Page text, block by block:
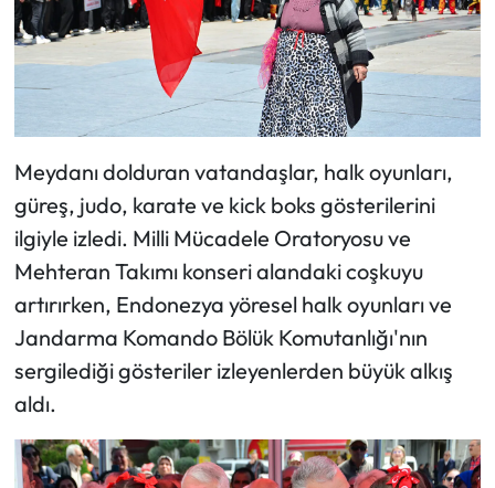
Meydanı dolduran vatandaşlar, halk oyunları,
güreş, judo, karate ve kick boks gösterilerini
ilgiyle izledi. Milli Mücadele Oratoryosu ve
Mehteran Takımı konseri alandaki coşkuyu
artırırken, Endonezya yöresel halk oyunları ve
Jandarma Komando Bölük Komutanlığı'nın
sergilediği gösteriler izleyenlerden büyük alkış
aldı.
Yayla Haber
Yemek Tarifleri